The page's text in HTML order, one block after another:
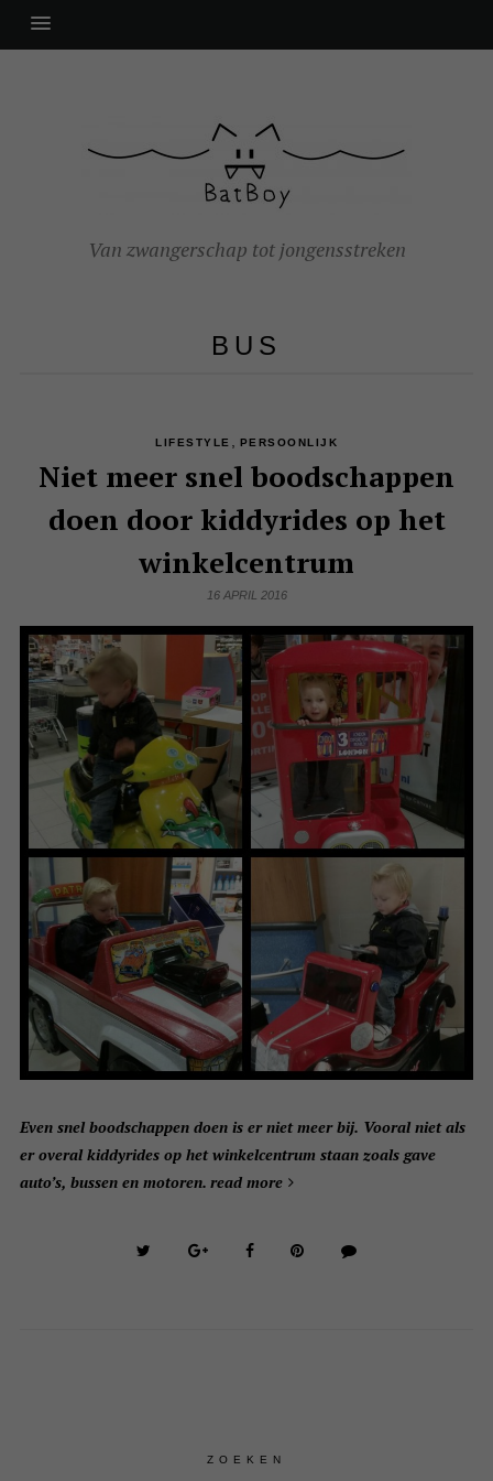
Van zwangerschap tot jongensstreken
BUS
LIFESTYLE PERSOONLIJK
Niet meer snel boodschappen
doen door kiddyrides op het
winkelcentrum
16 APRIL 2016
Even snel boodschappen doen is er niet meer bij. Vooral niet als
er overal kiddyrides op het winkelcentrum staan zoals gave
auto’s, bussen en motoren. read more
ZOEKEN